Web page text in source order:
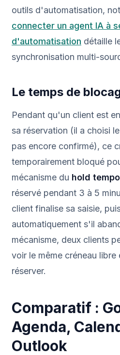
outils d'automatisation,
connecter un agent IA à
d'automatisation détaille
synchronisation multi-
Le temps de
Pendant qu'un client est
sa réservation (il a choisi
pas encore confirmé), ce
temporairement bloqué
mécanisme du hold
réservé pendant 3 à 5
client finalise sa saisie,
automatiquement s'il
mécanisme, deux clients
voir le même créneau libre
réserver.
Comparatif :
Agenda,
Outlook